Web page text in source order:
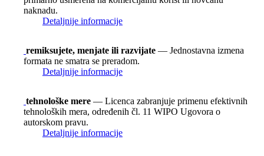
naknadu.
Detaljnije informacije
remiksujete, menjate ili razvijate — Jednostavna izmena
formata ne smatra se preradom.
Detaljnije informacije
tehnološke mere — Licenca zabranjuje primenu efektivnih
tehnoloških mera, određenih čl. 11 WIPO Ugovora o
autorskom pravu.
Detaljnije informacije